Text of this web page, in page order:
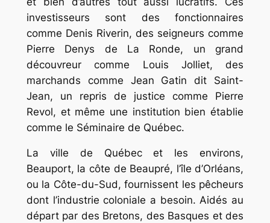
investisseurs sont des fonctionnaires
comme Denis Riverin, des seigneurs comme
Pierre Denys de La Ronde, un grand
découvreur comme Louis Jolliet, des
marchands comme Jean Gatin dit Saint-
Jean, un repris de justice comme Pierre
Revol, et même une institution bien établie
comme le Séminaire de Québec.
La ville de Québec et les environs,
Beauport, la côte de Beaupré, l’île d’Orléans,
ou la Côte-du-Sud, fournissent les pêcheurs
dont l’industrie coloniale a besoin. Aidés au
départ par des Bretons, des Basques et des